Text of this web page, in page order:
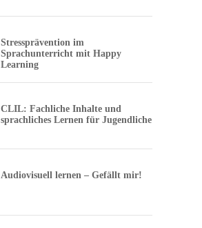
Stressprävention im
Sprachunterricht mit Happy
Learning
CLIL: Fachliche Inhalte und
sprachliches Lernen für Jugendliche
Audiovisuell lernen – Gefällt mir!